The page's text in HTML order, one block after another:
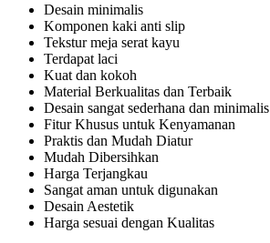
Desain minimalis
Komponen kaki anti slip
Tekstur meja serat kayu
Terdapat laci
Kuat dan kokoh
Material Berkualitas dan Terbaik
Desain sangat sederhana dan minimalis
Fitur Khusus untuk Kenyamanan
Praktis dan Mudah Diatur
Mudah Dibersihkan
Harga Terjangkau
Sangat aman untuk digunakan
Desain Aestetik
Harga sesuai dengan Kualitas